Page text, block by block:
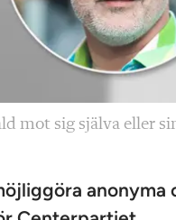
mot sig själva eller
anonyma